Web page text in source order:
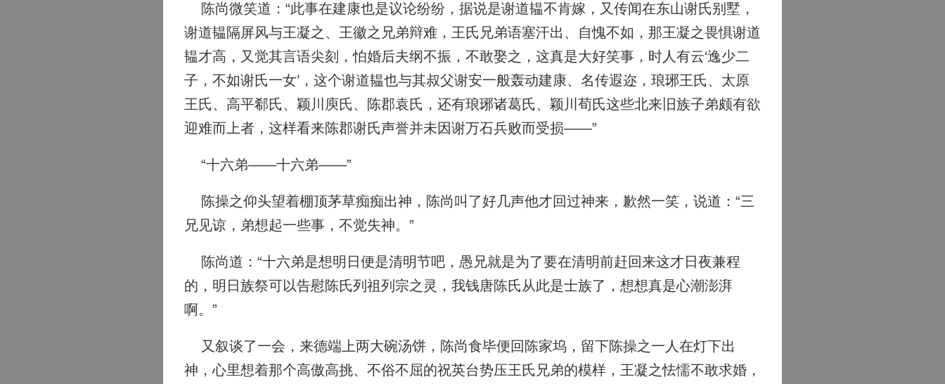
陈尚微笑道：“此事在建康也是议论纷纷，据说是谢道韫不肯嫁，又传闻在东山谢氏别墅，
谢道韫隔屏风与王凝之、王徽之兄弟辩难，王氏兄弟语塞汗出、自愧不如，那王凝之畏惧谢道
韫才高，又觉其言语尖刻，怕婚后夫纲不振，不敢娶之，这真是大好笑事，时人有云‘逸少二
子，不如谢氏一女’，这个谢道韫也与其叔父谢安一般轰动建康、名传遐迩，琅琊王氏、太原
王氏、高平郗氏、颖川庾氏、陈郡袁氏，还有琅琊诸葛氏、颖川荀氏这些北来旧族子弟颇有欲
迎难而上者，这样看来陈郡谢氏声誉并未因谢万石兵败而受损——”
“十六弟——十六弟——”
陈操之仰头望着棚顶茅草痴痴出神，陈尚叫了好几声他才回过神来，歉然一笑，说道：“三
兄见谅，弟想起一些事，不觉失神。”
陈尚道：“十六弟是想明日便是清明节吧，愚兄就是为了要在清明前赶回来这才日夜兼程
的，明日族祭可以告慰陈氏列祖列宗之灵，我钱唐陈氏从此是士族了，想想真是心潮澎湃
啊。”
又叙谈了一会，来德端上两大碗汤饼，陈尚食毕便回陈家坞，留下陈操之一人在灯下出
神，心里想着那个高傲高挑、不俗不屈的祝英台势压王氏兄弟的模样，王凝之怯懦不敢求婚，